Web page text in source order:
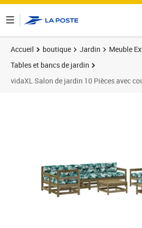
Accueil boutique Jardin
Meuble
Tables et bancs de jardin
vidaXL Salon de jardin 10 Pièces avec